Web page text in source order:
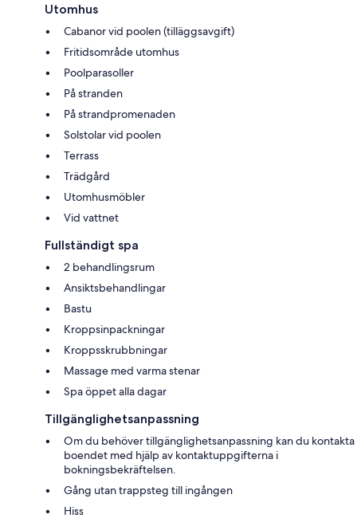
Utomhus
Cabanor vid poolen (tilläggsavgift)
Fritidsområde utomhus
Poolparasoller
På stranden
På strandpromenaden
Solstolar vid poolen
Terrass
Trädgård
Utomhusmöbler
Vid vattnet
Fullständigt spa
2 behandlingsrum
Ansiktsbehandlingar
Bastu
Kroppsinpackningar
Kroppsskrubbningar
Massage med varma stenar
Spa öppet alla dagar
Tillgänglighetsanpassning
Om du behöver tillgänglighetsanpassning kan du kontakta
boendet med hjälp av kontaktuppgifterna i
bokningsbekräftelsen.
Gång utan trappsteg till ingången
Hiss